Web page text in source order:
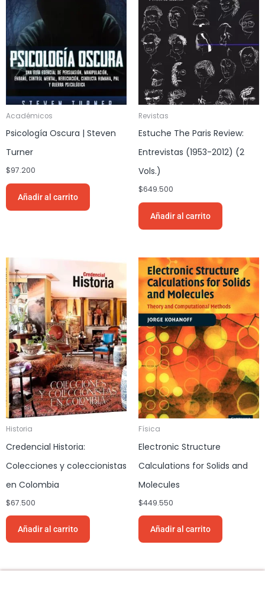
Académicos
Psicología Oscura | Steven
Turner
$97.200
Añadir al carrito
Revistas
Estuche The Paris Review:
Entrevistas (1953-2012) (2
Vols.)
$649.500
Añadir al carrito
Historia
Credencial Historia:
Colecciones y coleccionistas
en Colombia
$67.500
Añadir al carrito
Física
Electronic Structure
Calculations for Solids and
Molecules
$449.550
Añadir al carrito